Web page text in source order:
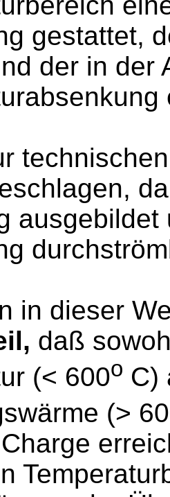
gestattet,
der in der
in dieser
daß
(< 600o C)
(>